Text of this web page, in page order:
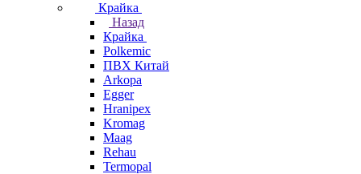
Крайка
Назад
Крайка
Polkemic
ПВХ Китай
Arkopa
Egger
Hranipex
Kromag
Maag
Rehau
Termopal